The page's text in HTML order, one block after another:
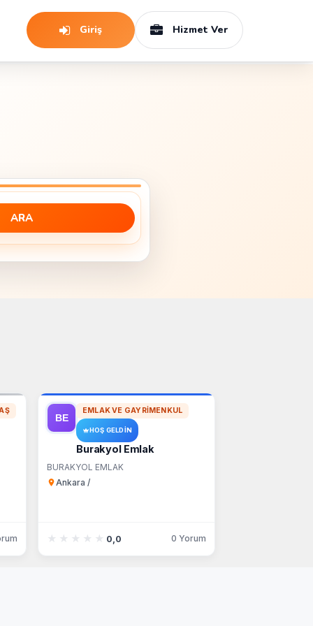
Giriş Hizmet Ver
ARA
EMLAK VE GAYRIMENKUL
HOŞ GELDIN
Burakyol Emlak
BURAKYOL EMLAK
Ankara /
★★★★★
★★★★★ 0,0 0 Yorum